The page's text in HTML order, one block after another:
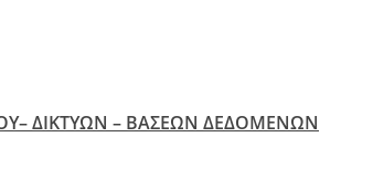
ΔΙΚΤΥΩΝ – ΒΑΣΕΩΝ ΔΕΔΟΜΕΝΩΝ